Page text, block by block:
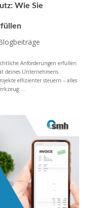
Wie Sie
Anforderungen erfüllen
deines Unternehmens
effizienter steuern – alles